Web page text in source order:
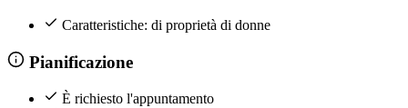
Caratteristiche: di proprietà di donne
Pianificazione
È richiesto l'appuntamento